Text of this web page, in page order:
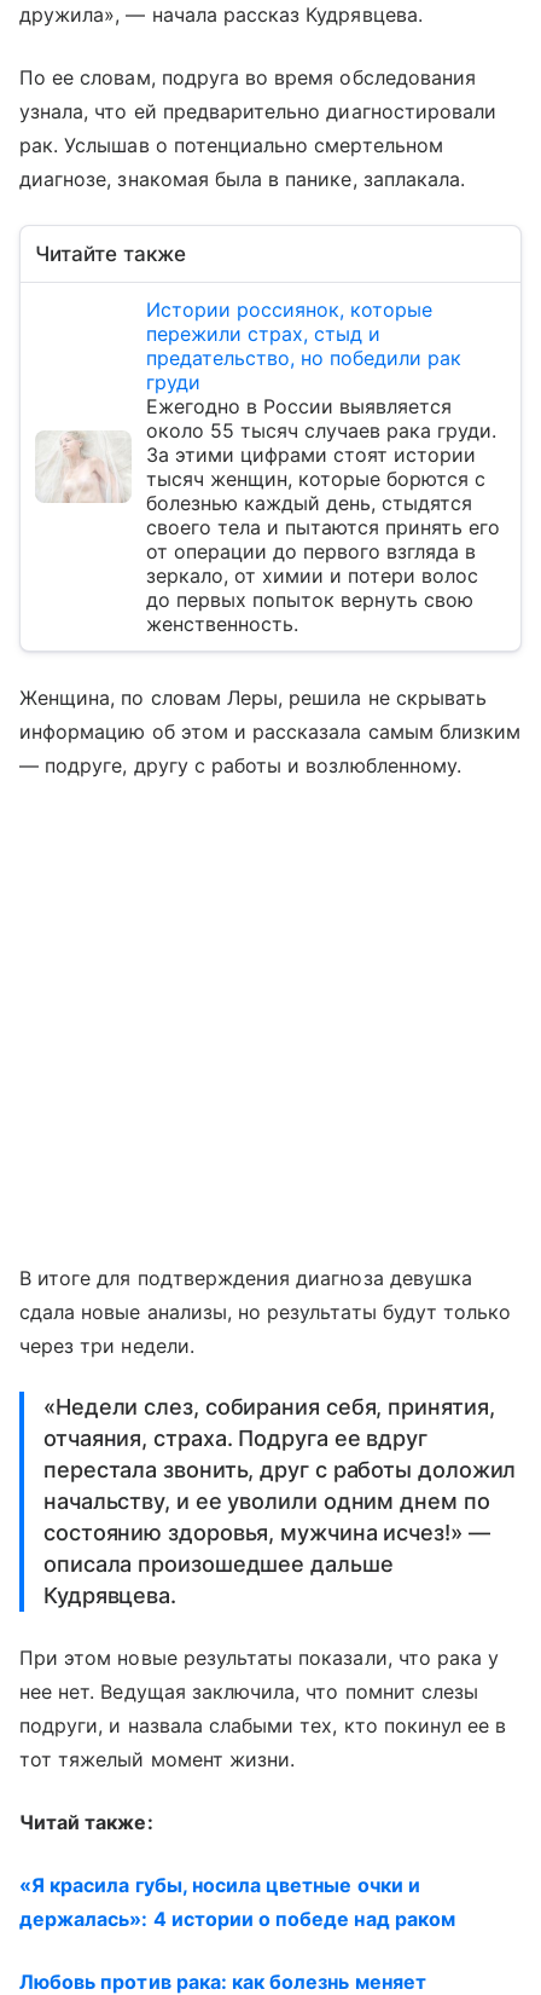
дружила», — начала рассказ Кудрявцева.
По ее словам, подруга во время обследования
узнала, что ей предварительно диагностировали
рак. Услышав о потенциально смертельном
диагнозе, знакомая была в панике, заплакала.
Читайте также
Истории россиянок, которые
пережили страх, стыд и
предательство, но победили рак
груди
Ежегодно в России выявляется
около 55 тысяч случаев рака груди.
За этими цифрами стоят истории
тысяч женщин, которые борются с
болезнью каждый день, стыдятся
своего тела и пытаются принять его
от операции до первого взгляда в
зеркало, от химии и потери волос
до первых попыток вернуть свою
женственность.
Женщина, по словам Леры, решила не скрывать
информацию об этом и рассказала самым близким
— подруге, другу с работы и возлюбленному.
В итоге для подтверждения диагноза девушка
сдала новые анализы, но результаты будут только
через три недели.
«Недели слез, собирания себя, принятия,
отчаяния, страха. Подруга ее вдруг
перестала звонить, друг с работы доложил
начальству, и ее уволили одним днем по
состоянию здоровья, мужчина исчез!» —
описала произошедшее дальше
Кудрявцева.
При этом новые результаты показали, что рака у
нее нет. Ведущая заключила, что помнит слезы
подруги, и назвала слабыми тех, кто покинул ее в
тот тяжелый момент жизни.
Читай также:
«Я красила губы, носила цветные очки и
держалась»: 4 истории о победе над раком
Любовь против рака: как болезнь меняет